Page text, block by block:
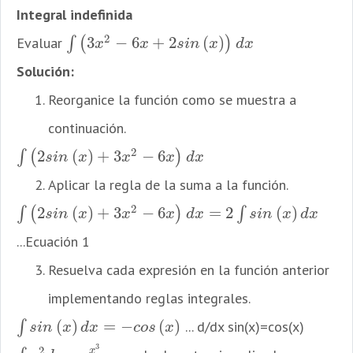
Integral indefinida
Evaluar ∫ (3x2 − 6x + 2sin (x)) dx
(3x2−6 x+ 2sin (x) )dx
Solución:
​Reorganice la función como se muestra a
continuación.
∫ (2sin (x) + 3x2 − 6x) dx
(2sin(x)+ 3x2 −6 x)dx
Aplicar la regla de la suma a la función.
∫ (2sin (x) + 3x2 − 6x) dx = 2 ∫ sin (x) dx
(2sin(x)+ 3x2 −6 x)dx =2∫ sin(x )dx +3∫ x2 dx−6∫ xdx
...Ecuación 1
Resuelva cada expresión en la función anterior
implementando reglas integrales.
∫ sin (x) dx = −cos (x)
sn(x) dx=−cos (x) ... d/dx sin(x)=cos(x)
x3